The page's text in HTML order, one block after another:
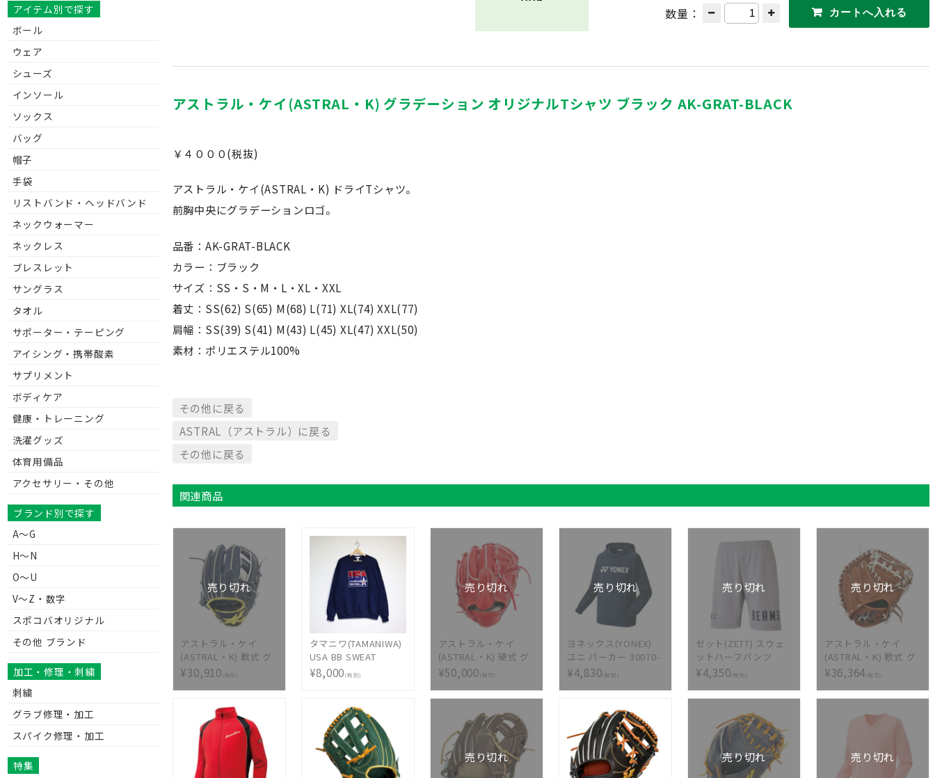
数量：
アストラル・ケイ(ASTRAL・K) グラデーション オリジナルTシャツ ブラック AK-GRAT-BLACK
￥４０００(税抜)
アストラル・ケイ(ASTRAL・K) ドライTシャツ。
前胸中央にグラデーションロゴ。
品番：AK-GRAT-BLACK
カラー：ブラック
サイズ：SS・S・M・L・XL・XXL
着丈：SS(62) S(65) M(68) L(71) XL(74) XXL(77)
肩幅：SS(39) S(41) M(43) L(45) XL(47) XXL(50)
素材：ポリエステル100%
その他に戻る
ASTRAL（アストラル）に戻る
その他に戻る
関連商品
売り切れ
アストラル・ケイ
(ASTRAL・K) 軟式 グ
ラブ 内野手用 ネイビ
ー ステアレザー 日本
AST-6S]
¥30,910(税別)
タマニワ(TAMANIWA)
USA BB SWEAT
TMNW-193 NAVY
¥8,000(税別)
売り切れ
アストラル・ケイ
(ASTRAL・K) 硬式 グ
ラブ 投手用 クレーブ
ス 天然皮革 ウィング
チップ ベルト一体型
日本製 made in japan
[ AST-1]
¥50,000(税別)
売り切れ
ヨネックス(YONEX)
ユニ パーカー 30070-
019
¥4,830(税別)
売り切れ
ゼット(ZETT) スウェ
ットハーフパンツ
BEAMS DESIGN
BOS788HP-1500
¥4,350(税別)
売り切れ
アストラル・ケイ
(ASTRAL・K) 軟式 グ
ラブ キャッチャーミ
ット マロン ステアレ
ザー 日本製 made in
¥36,364(税別)
売り切れ 売り切れ 売り切れ
アイテム別で探す
ボール
ウェア
シューズ
インソール
ソックス
バッグ
帽子
手袋
リストバンド・ヘッドバンド
ネックウォーマー
ネックレス
ブレスレット
サングラス
タオル
サポーター・テーピング
アイシング・携帯酸素
サプリメント
ボディケア
健康・トレーニング
洗濯グッズ
体育用備品
アクセサリー・その他
ブランド別で探す
A～G
H～N
O～U
V〜Z・数字
スポコバオリジナル
その他 ブランド
加工・修理・刺繍
刺繍
グラブ修理・加工
スパイク修理・加工
特集